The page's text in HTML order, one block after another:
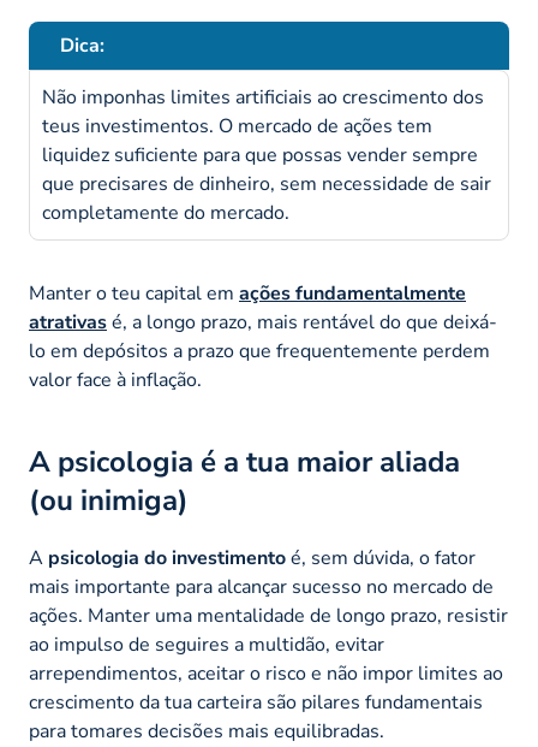
Dica:
Não imponhas limites artificiais ao crescimento dos
teus investimentos. O mercado de ações tem
liquidez suficiente para que possas vender sempre
que precisares de dinheiro, sem necessidade de sair
completamente do mercado.
Manter o teu capital em ações fundamentalmente
atrativasé, a longo prazo, mais rentável do que deixá-
lo em depósitos a prazo que frequentemente perdem
valor face à inflação.
A psicologia é a tua maior aliada
(ou inimiga)
A psicologia do investimentoé, sem dúvida, o fator
mais importante para alcançar sucesso no mercado de
ações. Manter uma mentalidade de longo prazo, resistir
ao impulso de seguires a multidão, evitar
arrependimentos, aceitar o risco e não impor limites ao
crescimento da tua carteira são pilares fundamentais
para tomares decisões mais equilibradas.